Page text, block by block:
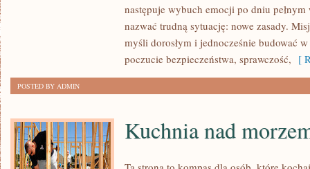
RODZICÓW
następuje wybuch emocji po dniu
nazwać trudną sytuację: nowe zasady.
myśli dorosłym i jednocześnie budować
poczucie bezpieczeństwa, sprawczość, [
POSTED BY ADMIN
Kuchnia nad